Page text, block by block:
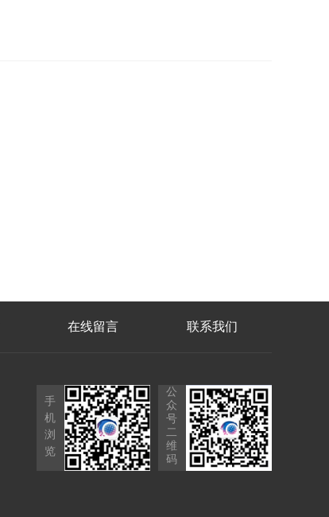
在线留言 联系我们
手
机
浏
览
公
众
号
二
维
码